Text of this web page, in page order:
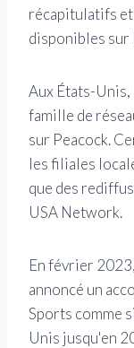
récapitulatifs
disponibles sur
Aux États-Unis,
famille de
sur Peacock.
les filiales
que des
USA Network.
En février
annoncé un
Sports comme
Unis jusqu'en